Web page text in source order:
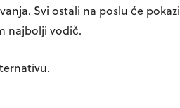
Svi ostali na poslu će
najbolji vodič.